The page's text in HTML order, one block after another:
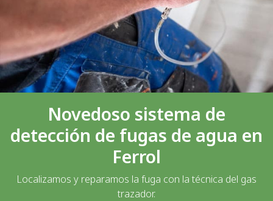
Novedoso sistema de
detección de fugas de agua en
Ferrol
Localizamos y reparamos la fuga con la técnica del gas
trazador.